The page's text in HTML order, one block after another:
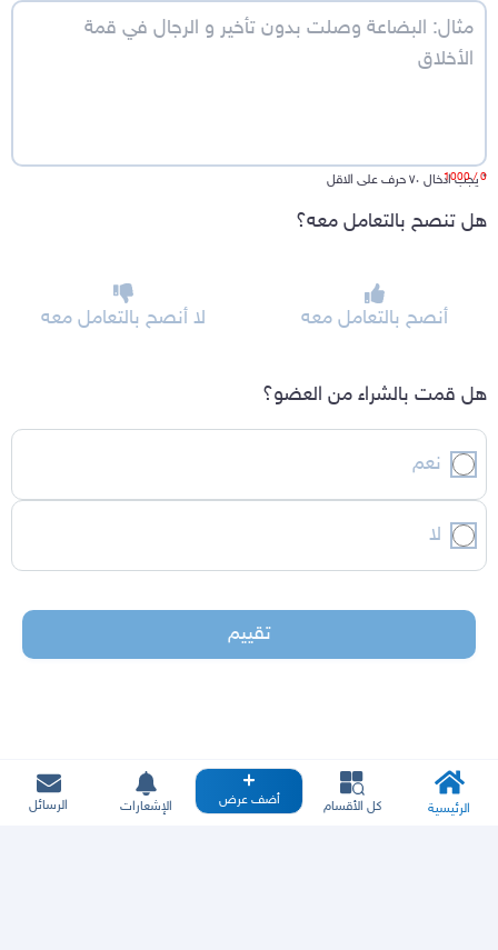
*يجب ادخال ٧٠ حرف على الاقل0
/ 1000
هل تنصح بالتعامل معه؟
أنصح بالتعامل معه لا أنصح بالتعامل معه
هل قمت بالشراء من العضو؟
نعم
لا
تقييم
الرئيسية كل الأقسام أضف عرض الإشعارات الرسائل